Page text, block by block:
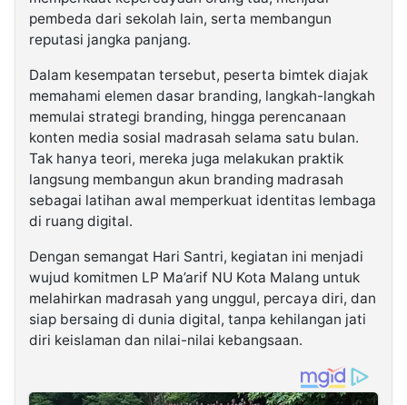
pembeda dari sekolah lain, serta membangun
reputasi jangka panjang.
Dalam kesempatan tersebut, peserta bimtek diajak
memahami elemen dasar branding, langkah-langkah
memulai strategi branding, hingga perencanaan
konten media sosial madrasah selama satu bulan.
Tak hanya teori, mereka juga melakukan praktik
langsung membangun akun branding madrasah
sebagai latihan awal memperkuat identitas lembaga
di ruang digital.
Dengan semangat Hari Santri, kegiatan ini menjadi
wujud komitmen LP Ma’arif NU Kota Malang untuk
melahirkan madrasah yang unggul, percaya diri, dan
siap bersaing di dunia digital, tanpa kehilangan jati
diri keislaman dan nilai-nilai kebangsaan.